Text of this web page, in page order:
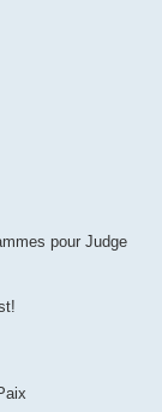
pour Judge